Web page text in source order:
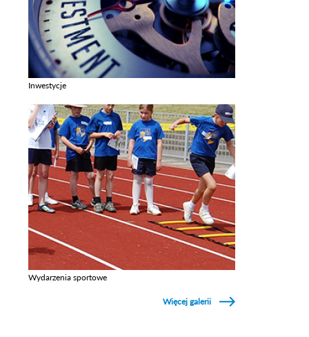
Inwestycje
Wydarzenia sportowe
Więcej galerii